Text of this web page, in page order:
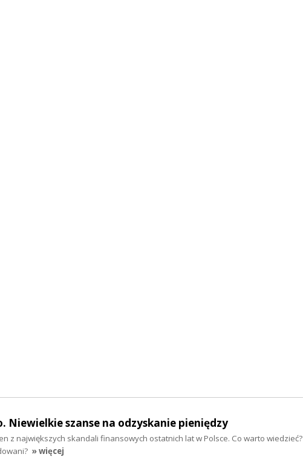
Niewielkie szanse na odzyskanie pieniędzy
z największych skandali finansowych ostatnich lat w Polsce. Co warto wiedzieć?
» więcej